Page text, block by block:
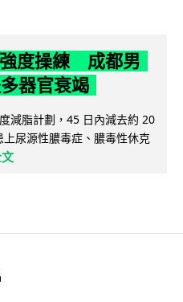
度操練 成都男
器官衰竭
減脂計劃，45 日內減去約 20
尿源性膿毒症、膿毒性休克